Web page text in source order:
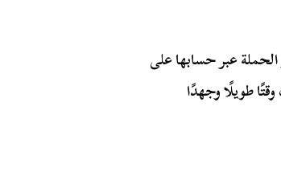
عبر حسابها على
طويلًا وجهدًا